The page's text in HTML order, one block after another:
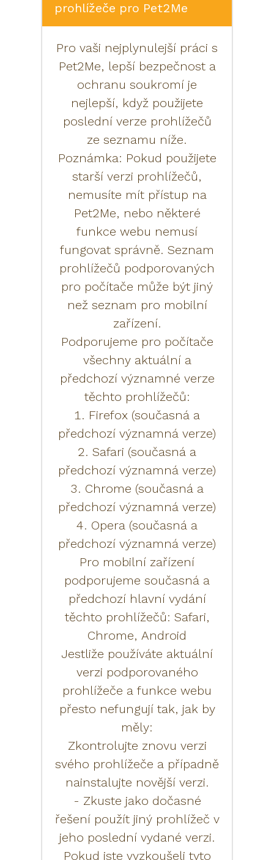
prohlížeče pro Pet2Me
Pro vaši nejplynulejší práci s
Pet2Me, lepší bezpečnost a
ochranu soukromí je
nejlepší, když použijete
poslední verze prohlížečů
ze seznamu níže.
Poznámka: Pokud použijete
starší verzi prohlížečů,
nemusíte mít přístup na
Pet2Me, nebo některé
funkce webu nemusí
fungovat správně. Seznam
prohlížečů podporovaných
pro počítače může být jiný
než seznam pro mobilní
zařízení.
Podporujeme pro počítače
všechny aktuální a
předchozí významné verze
těchto prohlížečů:
1. Firefox (současná a
předchozí významná verze)
2. Safari (současná a
předchozí významná verze)
3. Chrome (současná a
předchozí významná verze)
4. Opera (současná a
předchozí významná verze)
Pro mobilní zařízení
podporujeme současná a
předchozí hlavní vydání
těchto prohlížečů: Safari,
Chrome, Android
Jestliže používáte aktuální
verzi podporovaného
prohlížeče a funkce webu
přesto nefungují tak, jak by
měly:
Zkontrolujte znovu verzi
svého prohlížeče a případně
nainstalujte novější verzi.
- Zkuste jako dočasné
řešení použít jiný prohlížeč v
jeho poslední vydané verzi.
Pokud jste vyzkoušeli tyto